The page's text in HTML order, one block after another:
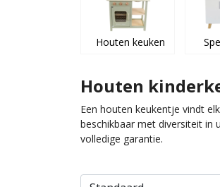
Houten keuken
Houten
Een houten keukentje vindt
beschikbaar met diversiteit in
volledige garantie.